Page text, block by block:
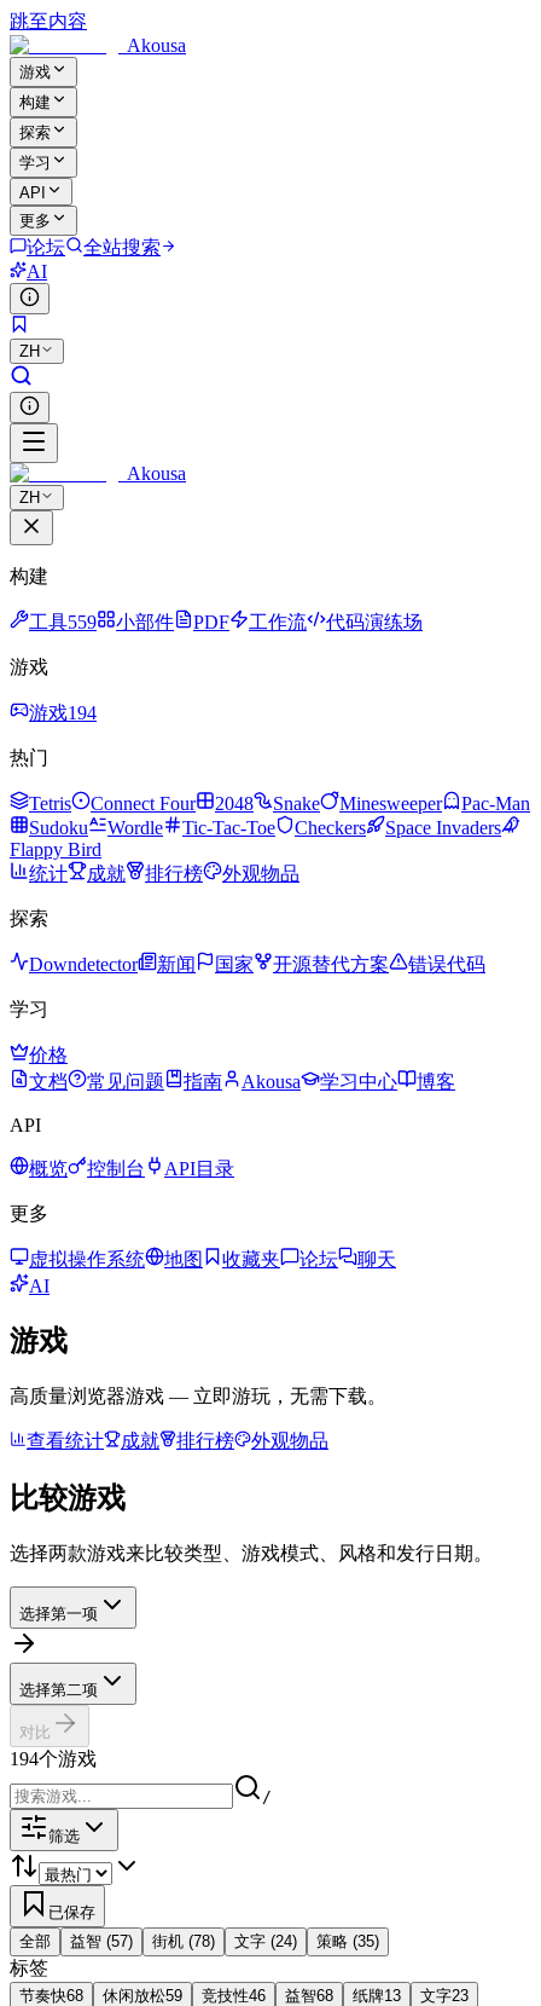
跳至内容
Akousa
游戏
构建
探索
学习
API
更多
论坛
全站搜索
AI
ZH
Akousa
ZH
构建
工具559 小部件 PDF 工作流 代码演练场
游戏
游戏194
热门
Tetris Connect Four 2048 Snake Minesweeper
Pac-Man
Sudoku
Wordle Tic-Tac-Toe Checkers
Space Invaders
Flappy Bird
统计
成就 排行榜 外观物品
探索
Downdetector 新闻 国家 开源替代方案 错误代码
学习
价格
文档
常见问题 指南 Akousa 学习中心 博客
API
概览 控制台 API目录
更多
虚拟操作系统 地图 收藏夹 论坛
聊天
AI
游戏
高质量浏览器游戏 — 立即游玩，无需下载。
查看统计 成就 排行榜 外观物品
比较游戏
选择两款游戏来比较类型、游戏模式、风格和发行日期。
选择第一项
选择第二项
对比
194个游戏
/
筛选
已保存
全部
益智 (57) 街机 (78) 文字 (24) 策略 (35)
标签
节奏快68 休闲放松59 竞技性46 益智68 纸牌13 文字23